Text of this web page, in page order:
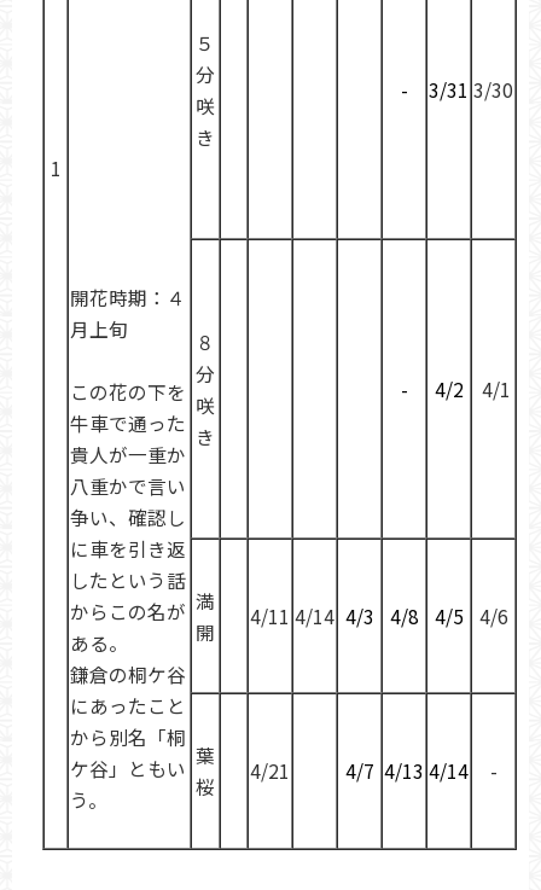
1
開花時期：４
月上旬
この花の下を
牛車で通った
貴人が一重か
八重かで言い
争い、確認し
に車を引き返
したという話
からこの名が
ある。
鎌倉の桐ケ谷
にあったこと
から別名「桐
ケ谷」ともい
う。
５
分
咲
き
- 3/31 3/30
８
分
咲
き
- 4/2 4/1
満
開
4/11 4/14 4/3 4/8 4/5 4/6
葉
桜
4/21 4/7 4/13 4/14 -